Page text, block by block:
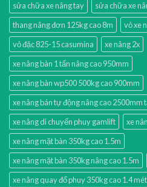
sửa chữa xe nâng tay
sửa chữa xe
thang nâng đơn 125kg cao 8m
vỏ xe
vỏ đặc 825-15 casumina
xe nâng 2x
xe nâng bàn 1 tấn nâng cao 950mm
xe nâng bàn wp500 500kg cao 900mm
xe nâng bán tự động nâng cao 2500mm
xe nâng di chuyển phuy gamlift
xe
xe nâng mặt bàn 350kg cao 1.5m
xe nâng mặt bàn 350kg nâng cao 1.5m
xe nâng quay đổ phuy 350kg cao 1.4 mét